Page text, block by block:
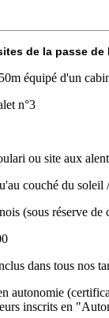
de la passe de
équipé d'un
n°3
ou site aux
couché du
(sous réserve
dans tous nos
autonomie
inscrits en